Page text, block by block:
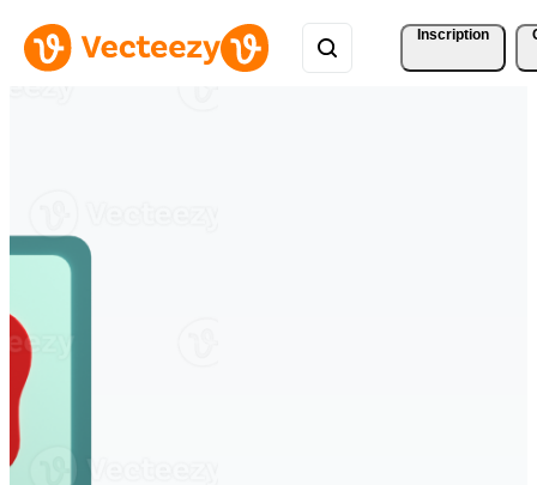
Inscription